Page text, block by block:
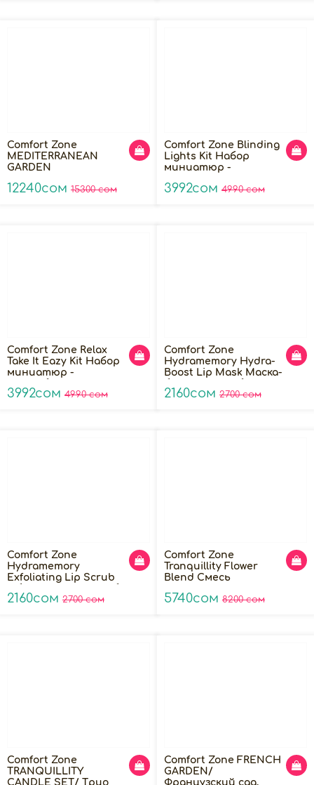
Comfort Zone
MEDITERRANEAN
GARDEN
сад, Адаптивное
12240сом 15300 сом
Comfort Zone Blinding
Lights Kit Набор
миниатюр -
сияние
3992сом 4990 сом
Comfort Zone Relax
Take It Eazy Kit Набор
миниатюр -
3992сом 4990 сом
Comfort Zone
Hydramemory Hydra-
Boost Lip Mask Маска-
эффектом
2160сом 2700 сом
Comfort Zone
Hydramemory
Exfoliating Lip Scrub
для губ, 10мл
2160сом 2700 сом
Comfort Zone
Tranquillity Flower
Blend Смесь
АМАРАНТА, 50мл
5740сом 8200 сом
Comfort Zone
TRANQUILLITY
CANDLE SET/ Трио
Comfort Zone FRENCH
GARDEN/
Французский сад,